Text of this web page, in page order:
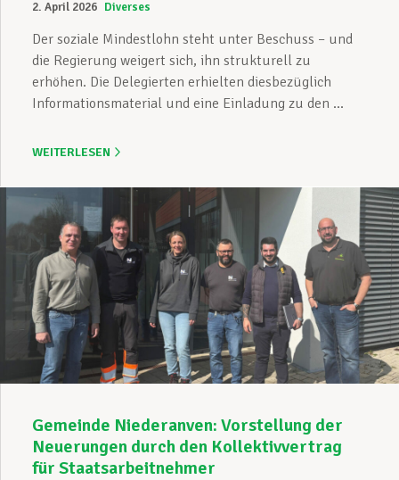
2. April 2026 Diverses
Der soziale Mindestlohn steht unter Beschuss – und
die Regierung weigert sich, ihn strukturell zu
erhöhen. Die Delegierten erhielten diesbezüglich
Informationsmaterial und eine Einladung zu den ...
WEITERLESEN
Gemeinde Niederanven: Vorstellung der
Neuerungen durch den Kollektivvertrag
für Staatsarbeitnehmer